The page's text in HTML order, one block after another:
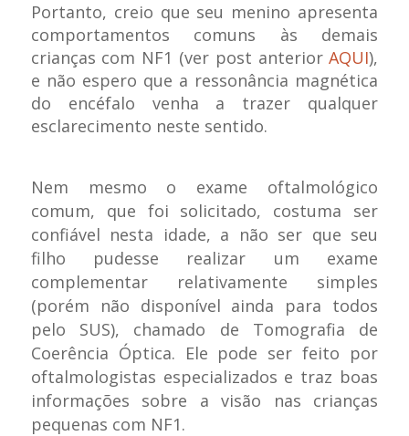
Portanto, creio que seu menino apresenta
comportamentos comuns às demais
crianças com NF1 (ver post anteriorAQUI),
e não espero que a ressonância magnética
do encéfalo venha a trazer qualquer
esclarecimento neste sentido.
Nem mesmo o exame oftalmológico
comum, que foi solicitado, costuma ser
confiável nesta idade, a não ser que seu
filho pudesse realizar um exame
complementar relativamente simples
(porém não disponível ainda para todos
pelo SUS), chamado de Tomografia de
Coerência Óptica. Ele pode ser feito por
oftalmologistas especializados e traz boas
informações sobre a visão nas crianças
pequenas com NF1.